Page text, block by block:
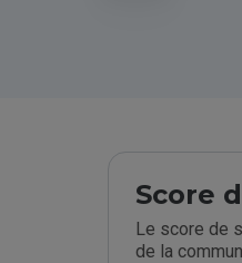
Score
Le score de
de la